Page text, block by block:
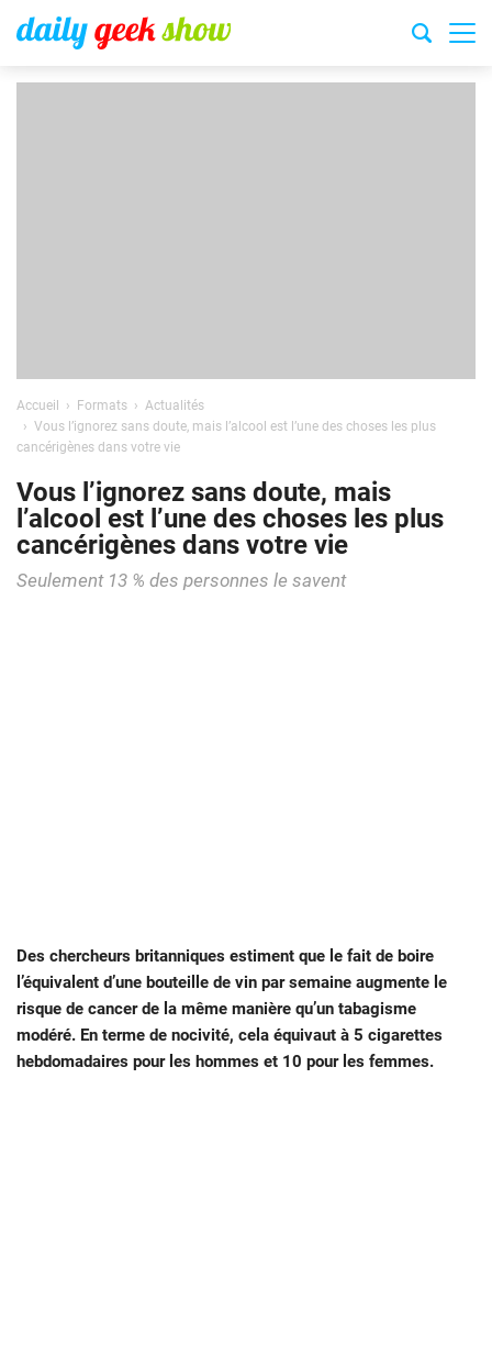
Accueil Formats
Actualités
Vous l’ignorez sans doute, mais l’alcool est l’une des choses les plus
cancérigènes dans votre vie
Vous l’ignorez sans doute, mais
l’alcool est l’une des choses les plus
cancérigènes dans votre vie
Seulement 13 % des personnes le savent
Des chercheurs britanniques estiment que le fait de boire
l’équivalent d’une bouteille de vin par semaine augmente le
risque de cancer de la même manière qu’un tabagisme
modéré. En terme de nocivité, cela équivaut à 5 cigarettes
hebdomadaires pour les hommes et 10 pour les femmes.